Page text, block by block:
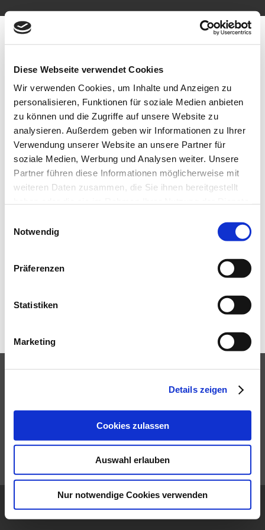
Diese Webseite verwendet Cookies
Wir verwenden Cookies, um Inhalte und Anzeigen zu
personalisieren, Funktionen für soziale Medien anbieten
zu können und die Zugriffe auf unsere Website zu
analysieren. Außerdem geben wir Informationen zu Ihrer
Verwendung unserer Website an unsere Partner für
soziale Medien, Werbung und Analysen weiter. Unsere
Partner führen diese Informationen möglicherweise mit
weiteren Daten zusammen, die Sie ihnen bereitgestellt
Notwendig
Präferenzen
Statistiken
Marketing
Details zeigen
Cookies zulassen
Auswahl erlauben
Nur notwendige Cookies verwenden
Inhalt
springen
KONFERENZCENTER FORCHHEIM
Rittigfeld 1
LINKS
KONTAKT
IMPRESSUM
© SIMON HEGELE Gesellschaft für Logistik und Service
mbH